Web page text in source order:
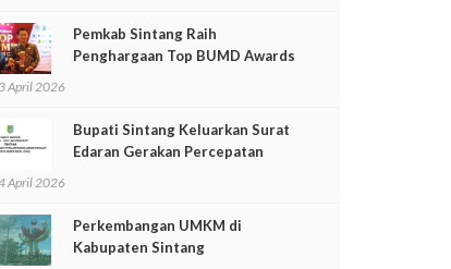
Pemkab Sintang Raih
Penghargaan Top BUMD Awards
April 2026
Bupati Sintang Keluarkan Surat
Edaran Gerakan Percepatan
April 2026
Perkembangan UMKM di
Kabupaten Sintang